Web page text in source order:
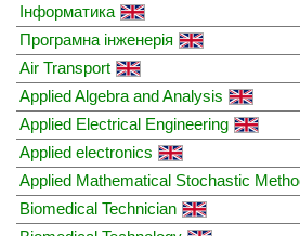
Інформатика
Програмна інженерія
Air Transport
Applied Algebra and Analysis
Applied Electrical Engineering
Applied electronics
Applied Mathematical Stochastic
Biomedical Technician